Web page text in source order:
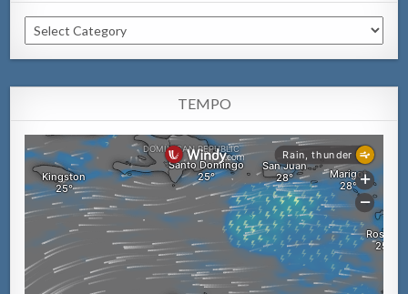
Categorianan
TEMPO